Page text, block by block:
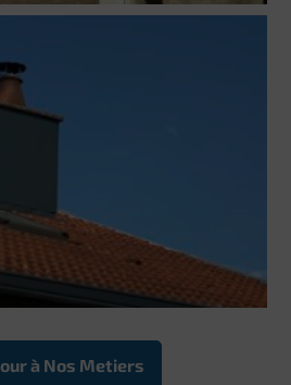
à Nos Metiers